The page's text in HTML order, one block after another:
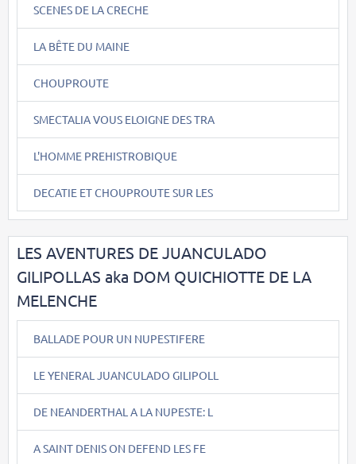
SCENES DE LA CRECHE
LA BÊTE DU MAINE
CHOUPROUTE
SMECTALIA VOUS ELOIGNE DES TRA
L'HOMME PREHISTROBIQUE
DECATIE ET CHOUPROUTE SUR LES
LES AVENTURES DE JUANCULADO
GILIPOLLAS aka DOM QUICHIOTTE DE LA
MELENCHE
BALLADE POUR UN NUPESTIFERE
LE YENERAL JUANCULADO GILIPOLL
DE NEANDERTHAL A LA NUPESTE: L
A SAINT DENIS ON DEFEND LES FE